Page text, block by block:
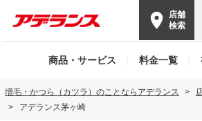
店舗
検索
商品・サービス 料金一覧
増毛・かつら（カツラ）のことならアデランス
アデランス茅ヶ崎